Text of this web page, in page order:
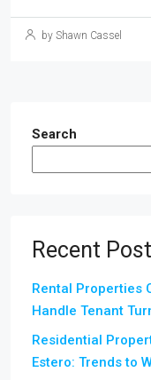
by Shawn Cassel
Search
Recent
Rental Properties
Handle Tenant
Residential
Estero: Trends to